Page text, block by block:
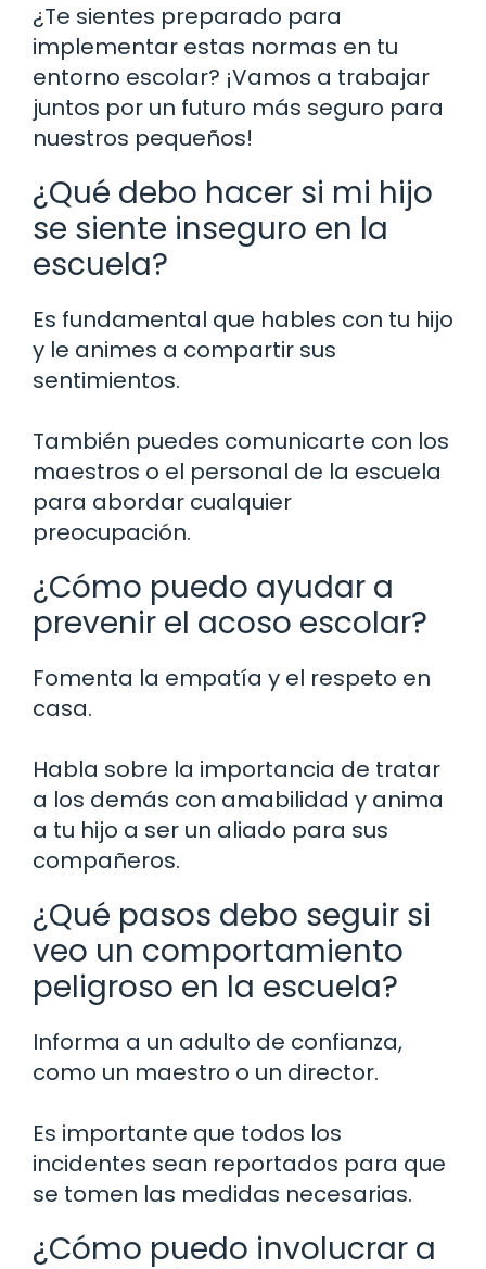
¿Te sientes preparado para
implementar estas normas en tu
entorno escolar? ¡Vamos a trabajar
juntos por un futuro más seguro para
nuestros pequeños!
¿Qué debo hacer si mi hijo
se siente inseguro en la
escuela?
Es fundamental que hables con tu hijo
y le animes a compartir sus
sentimientos.
También puedes comunicarte con los
maestros o el personal de la escuela
para abordar cualquier
preocupación.
¿Cómo puedo ayudar a
prevenir el acoso escolar?
Fomenta la empatía y el respeto en
casa.
Habla sobre la importancia de tratar
a los demás con amabilidad y anima
a tu hijo a ser un aliado para sus
compañeros.
¿Qué pasos debo seguir si
veo un comportamiento
peligroso en la escuela?
Informa a un adulto de confianza,
como un maestro o un director.
Es importante que todos los
incidentes sean reportados para que
se tomen las medidas necesarias.
¿Cómo puedo involucrar a